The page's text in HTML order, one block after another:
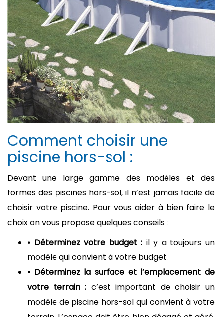
Comment choisir une
piscine hors-sol :
Devant une large gamme des modèles et des
formes des piscines hors-sol, il n’est jamais facile de
choisir votre piscine. Pour vous aider à bien faire le
choix on vous propose quelques conseils :
• Déterminez votre budget : il y a toujours un
modèle qui convient à votre budget.
• Déterminez la surface et l’emplacement de
votre terrain : c’est important de choisir un
modèle de piscine hors-sol qui convient à votre